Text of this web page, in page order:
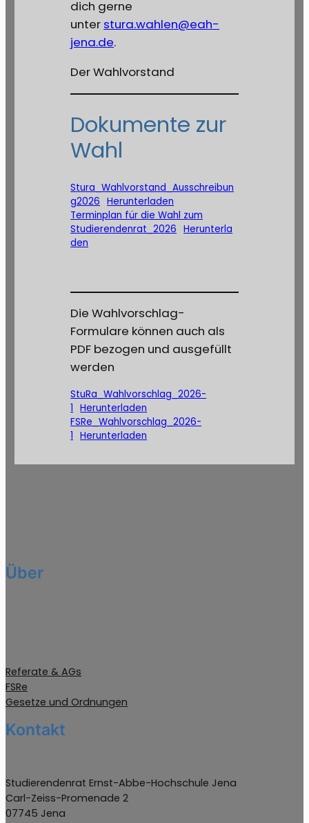
dich gerne
unter stura.wahlen@eah-
jena.de.
Der Wahlvorstand
Dokumente zur
Wahl
Stura_Wahlvorstand_Ausschreibun
g2026
Herunterladen
Terminplan für die Wahl zum
Studierendenrat_2026
Herunterla
den
Die Wahlvorschlag-
Formulare können auch als
PDF bezogen und ausgefüllt
werden
StuRa_Wahlvorschlag_2026-
1
Herunterladen
FSRe_Wahlvorschlag_2026-
1
Herunterladen
Über
Referate & AGs
FSRe
Gesetze und Ordnungen
Kontakt
Studierendenrat Ernst-Abbe-Hochschule Jena
Carl-Zeiss-Promenade 2
07745 Jena